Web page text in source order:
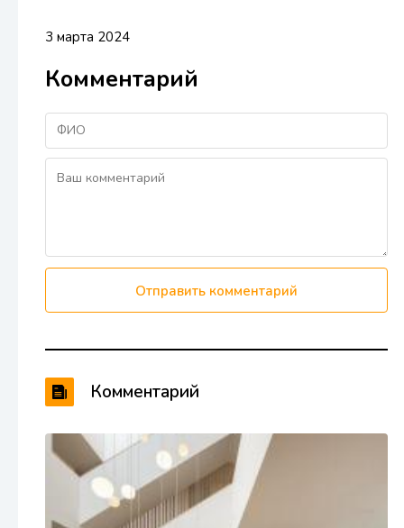
3 марта 2024
Комментарий
Отправить комментарий
Комментарий